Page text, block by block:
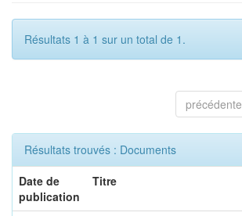
Résultats 1 à 1 sur un total de 1.
précédente
Résultats trouvés : Documents
Date de
publication
Titre